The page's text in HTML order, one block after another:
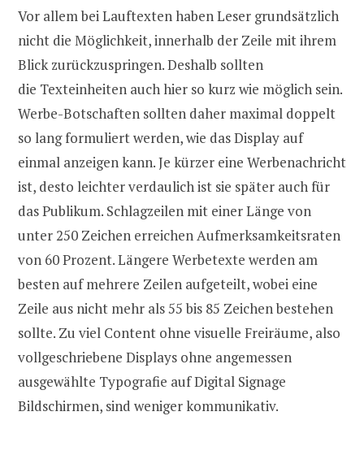
Vor allem bei Lauftexten haben Leser grundsätzlich
nicht die Möglichkeit, innerhalb der Zeile mit ihrem
Blick zurückzuspringen. Deshalb sollten
die Texteinheiten auch hier so kurz wie möglich sein.
Werbe-Botschaften sollten daher maximal doppelt
so lang formuliert werden, wie das Display auf
einmal anzeigen kann. Je kürzer eine Werbenachricht
ist, desto leichter verdaulich ist sie später auch für
das Publikum. Schlagzeilen mit einer Länge von
unter 250 Zeichen erreichen Aufmerksamkeitsraten
von 60 Prozent. Längere Werbetexte werden am
besten auf mehrere Zeilen aufgeteilt, wobei eine
Zeile aus nicht mehr als 55 bis 85 Zeichen bestehen
sollte. Zu viel Content ohne visuelle Freiräume, also
vollgeschriebene Displays ohne angemessen
ausgewählte Typografie auf Digital Signage
Bildschirmen, sind weniger kommunikativ.